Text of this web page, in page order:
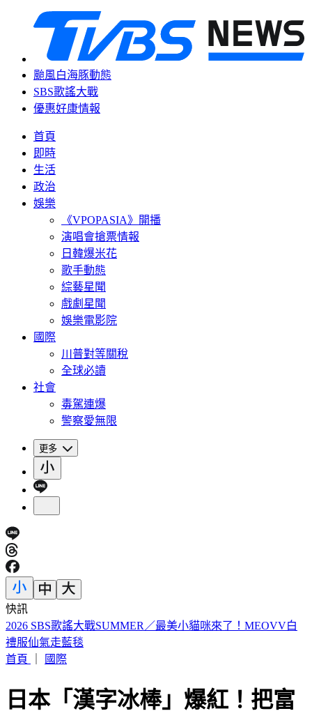
颱風白海豚動態
SBS歌謠大戰
優惠好康情報
首頁
即時
生活
政治
娛樂
《VPOPASIA》開播
演唱會搶票情報
日韓爆米花
歌手動態
綜藝星聞
戲劇星聞
娛樂電影院
國際
川普對等關稅
全球必讀
社會
毒駕連爆
警察愛無限
更多
快訊
山本由伸5.2局零失分！大谷翔平10局超前安 道奇成功終止7
連敗
首頁
國際
日本「漢字冰棒」爆紅！把富